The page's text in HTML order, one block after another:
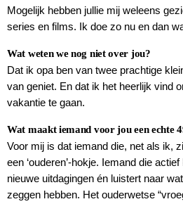
Mogelijk hebben jullie mij weleens
series en films. Ik doe zo nu en dan
Wat weten we nog niet over jou?
Dat ik opa ben van twee prachtige
van geniet. En dat ik het heerlijk vind
vakantie te gaan.
Wat maakt iemand voor jou een echte
Voor mij is dat iemand die, net als ik,
een ‘ouderen’-hokje. Iemand die
nieuwe uitdagingen én luistert naar
zeggen hebben. Het ouderwetse